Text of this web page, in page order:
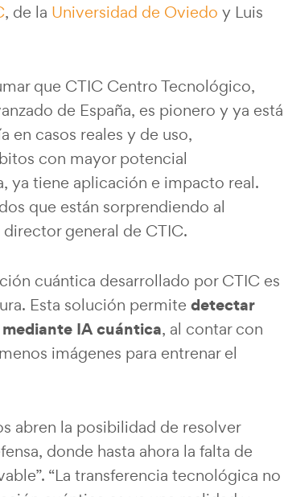
, de la Universidad de Oviedo y Luis
que CTIC Centro Tecnológico,
de España, es pionero y ya está
en casos reales y de uso,
con mayor potencial
ya tiene aplicación e impacto real.
que están sorprendiendo al
general de CTIC.
cuántica desarrollado por CTIC es
Esta solución permite detectar
IA cuántica, al contar con
imágenes para entrenar el
abren la posibilidad de resolver
donde hasta ahora la falta de
“La transferencia tecnológica no